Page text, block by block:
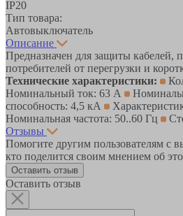
IP20
Тип товара:
Автовыключатель
Описание
Предназначен для защиты кабелей,
потребителей от перегрузки и
Технические характеристики:
Номинальный ток: 63 А
способность: 4,5 кА
Номинальная частота: 50..60 Гц
Отзывы
Помогите другим пользователям с
кто поделится своим мнением об
Оставить отзыв
Оставить отзыв